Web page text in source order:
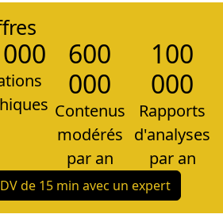
600
000
Contenus
modérés
par an
100
000
Rapports
d'analyses
par an
de 15 min avec un expert